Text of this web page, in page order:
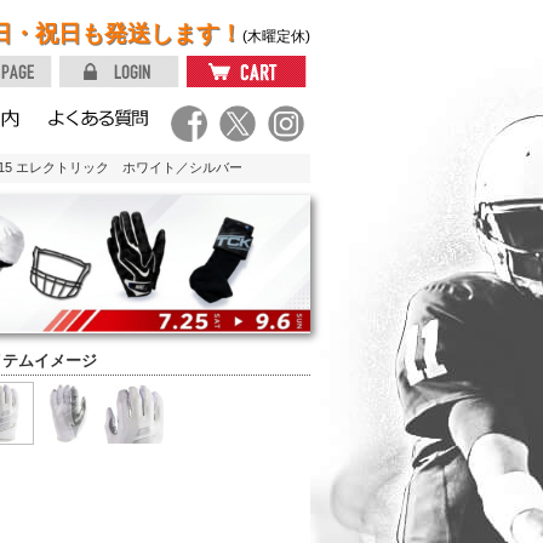
・祝日も発送します！ (木曜定休)
エレクトリック ホワイト／シルバー
ムイメージ